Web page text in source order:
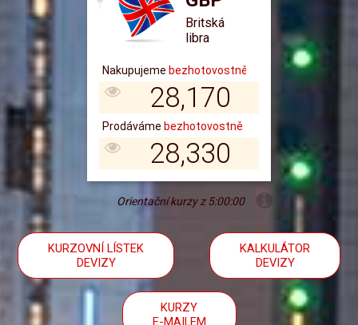
Britská
libra
28,170
28,330
KURZOVNÍ LÍSTEK
DEVIZY
KALKULÁTOR
DEVIZY
KURZY
E-MAILEM